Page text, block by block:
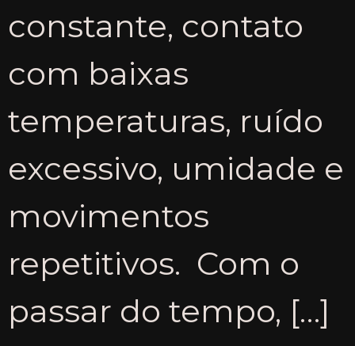
constante, contato
com baixas
temperaturas, ruído
excessivo, umidade e
movimentos
repetitivos. Com o
passar do tempo, […]